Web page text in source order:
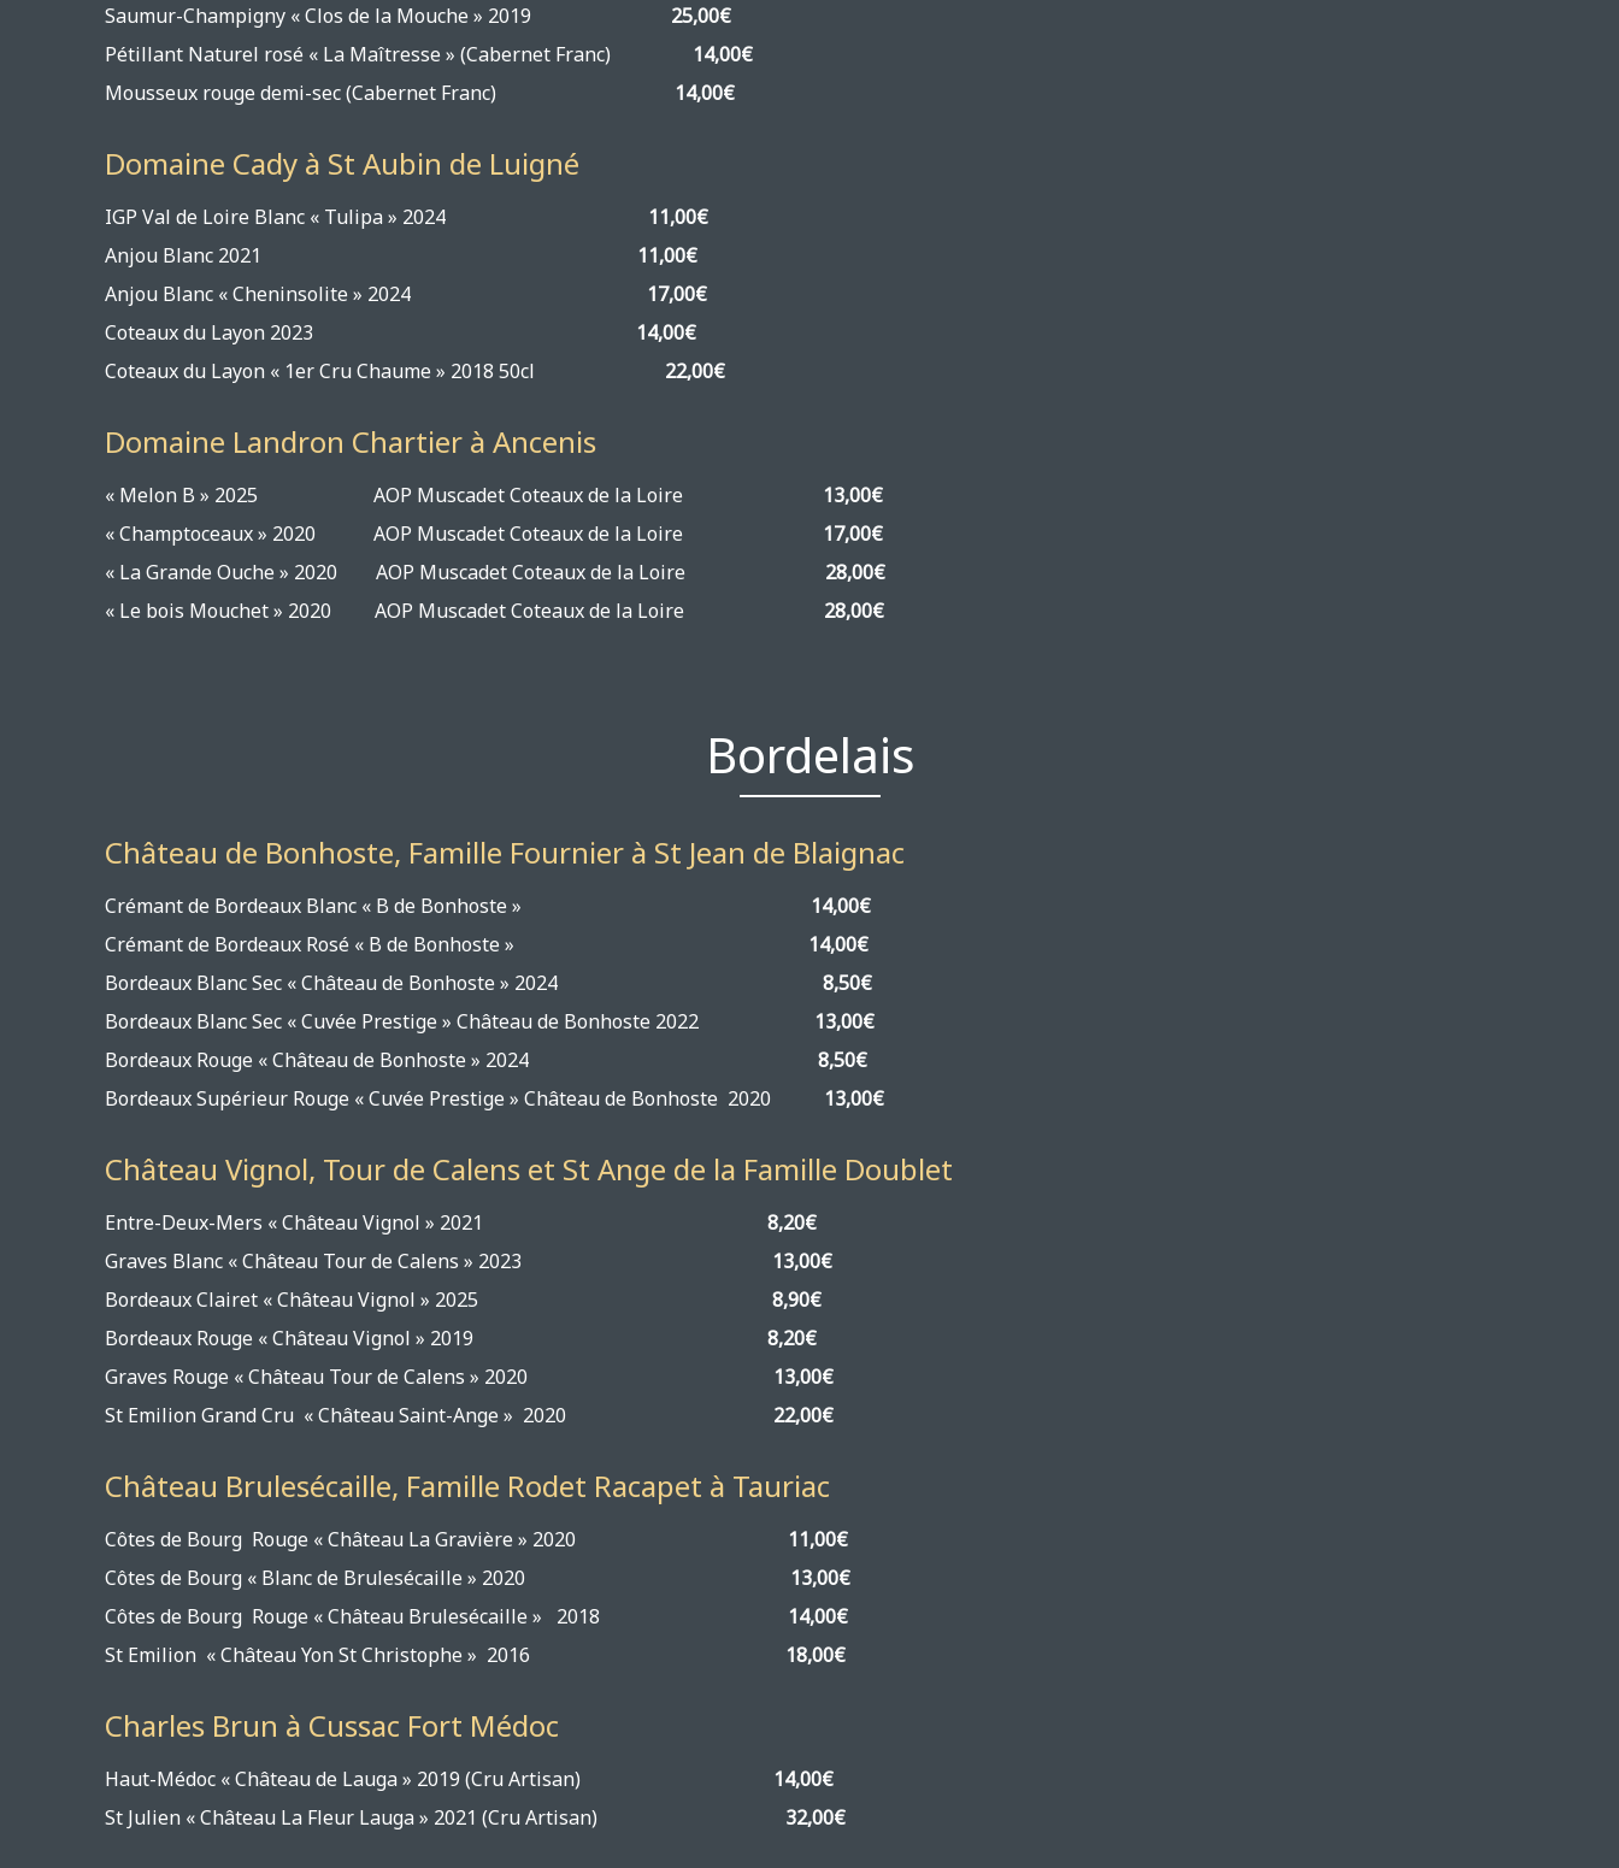
Saumur-Champigny « Clos de la Mouche » 2019 25,00€
Pétillant Naturel rosé « La Maîtresse » (Cabernet Franc) 14,00€
Mousseux rouge demi-sec (Cabernet Franc) 14,00€
Domaine Cady à St Aubin de Luigné
IGP Val de Loire Blanc « Tulipa » 2024 11,00€
Anjou Blanc 2021 11,00€
Anjou Blanc « Cheninsolite » 2024 17,00€
Coteaux du Layon 2023 14,00€
Coteaux du Layon « 1er Cru Chaume » 2018 50cl 22,00€
Domaine Landron Chartier à Ancenis
« Melon B » 2025 AOP Muscadet Coteaux de la Loire 13,00€
« Champtoceaux » 2020 AOP Muscadet Coteaux de la Loire 17,00€
« La Grande Ouche » 2020 AOP Muscadet Coteaux de la Loire 28,00€
« Le bois Mouchet » 2020 AOP Muscadet Coteaux de la Loire 28,00€
Bordelais
Château de Bonhoste, Famille Fournier à St Jean de Blaignac
Crémant de Bordeaux Blanc « B de Bonhoste » 14,00€
Crémant de Bordeaux Rosé « B de Bonhoste » 14,00€
Bordeaux Blanc Sec « Château de Bonhoste » 2024 8,50€
Bordeaux Blanc Sec « Cuvée Prestige » Château de Bonhoste 2022 13,00€
Bordeaux Rouge « Château de Bonhoste » 2024 8,50€
Bordeaux Supérieur Rouge « Cuvée Prestige » Château de Bonhoste 2020 13,00€
Château Vignol, Tour de Calens et St Ange de la Famille Doublet
Entre-Deux-Mers « Château Vignol » 2021
8,20€
Graves Blanc « Château Tour de Calens » 2023
13,00€
Bordeaux Clairet « Château Vignol » 2025
8,90€
Bordeaux Rouge « Château Vignol » 2019
8,20€
Graves Rouge « Château Tour de Calens » 2020
13,00€
St Emilion Grand Cru « Château Saint-Ange » 2020
22,00€
Château Brulesécaille, Famille Rodet Racapet à Tauriac
Côtes de Bourg Rouge « Château La Gravière » 2020 11,00€
Côtes de Bourg « Blanc de Brulesécaille » 2020
13,00€
Côtes de Bourg Rouge « Château Brulesécaille » 2018
14,00€
St Emilion « Château Yon St Christophe » 2016
18,00€
Charles Brun à Cussac Fort Médoc
Haut-Médoc « Château de Lauga » 2019 (Cru Artisan) 14,00€
St Julien « Château La Fleur Lauga » 2021 (Cru Artisan)
32,00€